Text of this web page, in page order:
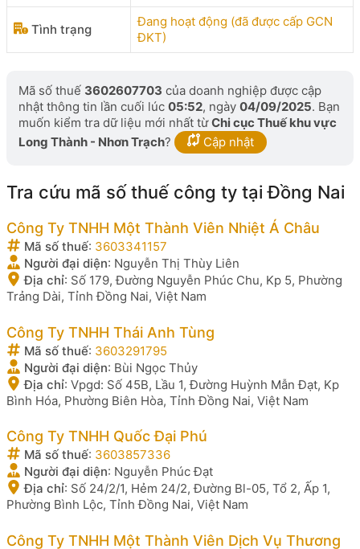
Tình trạng
Đang hoạt động (đã được cấp GCN
ĐKT)
Mã số thuế 3602607703 của doanh nghiệp được cập
nhật thông tin lần cuối lúc 05:52, ngày 04/09/2025. Bạn
muốn kiểm tra dữ liệu mới nhất từChi cục Thuế khu vực
Long Thành - Nhơn Trạch? Cập nhật
Tra cứu mã số thuế công ty tại Đồng Nai
Công Ty TNHH Một Thành Viên Nhiệt Á Châu
Mã số thuế: 3603341157
Người đại diện: Nguyễn Thị Thùy Liên
Địa chỉ: Số 179, Đường Nguyễn Phúc Chu, Kp 5, Phường
Trảng Dài, Tỉnh Đồng Nai, Việt Nam
Công Ty TNHH Thái Anh Tùng
Mã số thuế: 3603291795
Người đại diện: Bùi Ngọc Thủy
Địa chỉ: Vpgd: Số 45B, Lầu 1, Đường Huỳnh Mẫn Đạt, Kp
Bình Hóa, Phường Biên Hòa, Tỉnh Đồng Nai, Việt Nam
Công Ty TNHH Quốc Đại Phú
Mã số thuế: 3603857336
Người đại diện: Nguyễn Phúc Đạt
Địa chỉ: Số 24/2/1, Hẻm 24/2, Đường Bl-05, Tổ 2, Ấp 1,
Phường Bình Lộc, Tỉnh Đồng Nai, Việt Nam
Công Ty TNHH Một Thành Viên Dịch Vụ Thương